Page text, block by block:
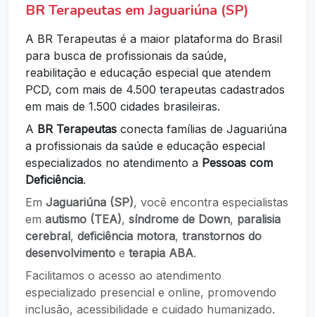
BR Terapeutas em Jaguariúna (SP)
A BR Terapeutas é a maior plataforma do Brasil
para busca de profissionais da saúde,
reabilitação e educação especial que atendem
PCD, com mais de 4.500 terapeutas cadastrados
em mais de 1.500 cidades brasileiras.
A BR Terapeutas conecta famílias de Jaguariúna
a profissionais da saúde e educação especial
especializados no atendimento a Pessoas com
Deficiência.
Em Jaguariúna (SP), você encontra especialistas
em autismo (TEA), síndrome de Down, paralisia
cerebral, deficiência motora, transtornos do
desenvolvimento e terapia ABA.
Facilitamos o acesso ao atendimento
especializado presencial e online, promovendo
inclusão, acessibilidade e cuidado humanizado.